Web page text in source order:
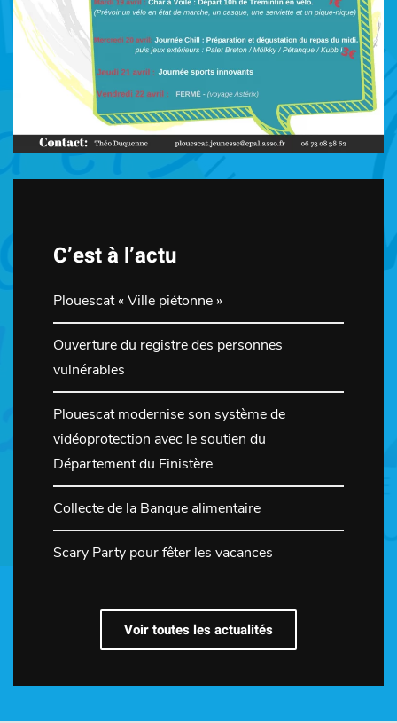
C’est à l’actu
Plouescat « Ville piétonne »
Ouverture du registre des personnes
vulnérables
Plouescat modernise son système de
vidéoprotection avec le soutien du
Département du Finistère
Collecte de la Banque alimentaire
Scary Party pour fêter les vacances
Voir toutes les actualités